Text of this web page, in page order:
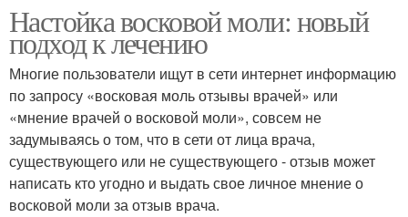
Настойка восковой моли: новый
подход к лечению
Многие пользователи ищут в сети интернет информацию
по запросу «восковая моль отзывы врачей» или
«мнение врачей о восковой моли», совсем не
задумываясь о том, что в сети от лица врача,
существующего или не существующего - отзыв может
написать кто угодно и выдать свое личное мнение о
восковой моли за отзыв врача.